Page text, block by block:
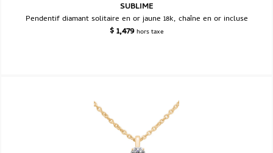
SUBLIME
Pendentif diamant solitaire en or jaune 18k, chaîne en or incluse
$1,479 hors taxe